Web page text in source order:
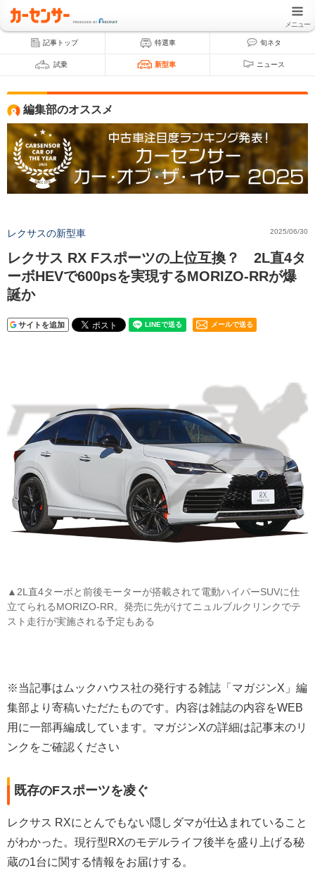
メニュー
記事トップ 特選車 旬ネタ
試乗 新型車 ニュース
編集部のオススメ
レクサスの新型車 2025/06/30
レクサス RX Fスポーツの上位互換？ 2L直4タ
ーボHEVで600psを実現するMORIZO-RRが爆
誕か
サイトを追加 メールで送る
▲2L直4ターボと前後モーターが搭載されて電動ハイパーSUVに仕
立てられるMORIZO-RR。発売に先がけてニュルブルクリンクでテ
スト走行が実施される予定もある
※当記事はムックハウス社の発行する雑誌「マガジンX」編
集部より寄稿いただたものです。内容は雑誌の内容をWEB
用に一部再編成しています。マガジンXの詳細は記事末のリ
ンクをご確認ください
既存のFスポーツを凌ぐ
レクサス RXにとんでもない隠しダマが仕込まれていること
がわかった。現行型RXのモデルライフ後半を盛り上げる秘
蔵の1台に関する情報をお届けする。